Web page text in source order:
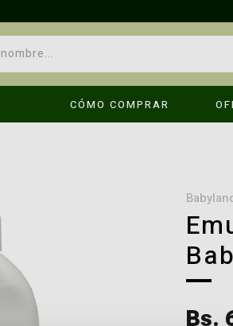
Busque utilizar sinónimos al término
CÓMO COMPRAR
Bs.